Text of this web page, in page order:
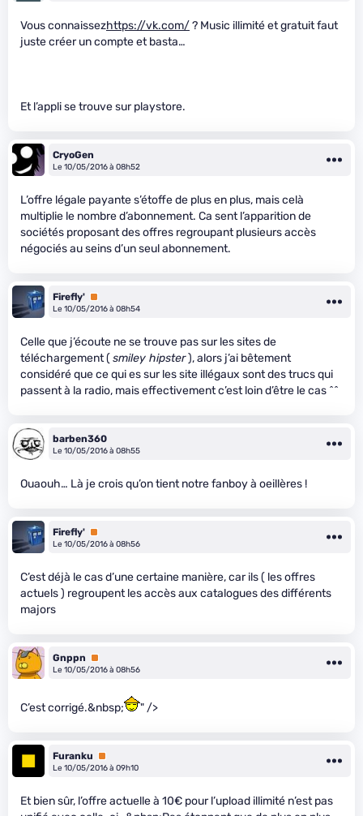
Vous connaissezhttps://vk.com/ ? Music illimité et gratuit faut
juste créer un compte et basta…
Et l’appli se trouve sur playstore.
CryoGen
Le 10/05/2016 à 08h52
L’offre légale payante s’étoffe de plus en plus, mais celà
multiplie le nombre d’abonnement. Ca sent l’apparition de
sociétés proposant des offres regroupant plusieurs accès
négociés au seins d’un seul abonnement.
Firefly' Premium
Le 10/05/2016 à 08h54
Celle que j’écoute ne se trouve pas sur les sites de
téléchargement ( smiley hipster), alors j’ai bêtement
considéré que ce qui es sur les site illégaux sont des trucs qui
passent à la radio, mais effectivement c’est loin d’être le cas ^^
barben360
Le 10/05/2016 à 08h55
Ouaouh… Là je crois qu’on tient notre fanboy à oeillères !
Firefly' Premium
Le 10/05/2016 à 08h56
C’est déjà le cas d’une certaine manière, car ils ( les offres
actuels ) regroupent les accès aux catalogues des différents
majors
Gnppn
Premium
Le 10/05/2016 à 08h56
C’est corrigé.&nbsp; " />
Furanku
Premium
Le 10/05/2016 à 09h10
Et bien sûr, l’offre actuelle à 10€ pour l’upload illimité n’est pas